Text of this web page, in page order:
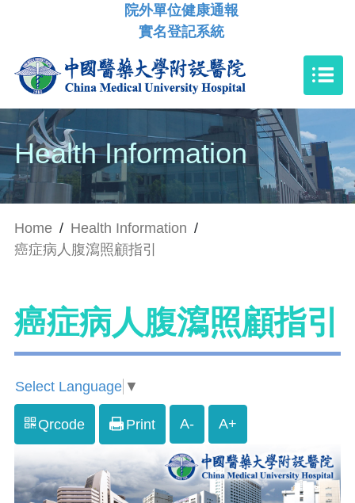
院外單位健康通報
實名登記系統
Health Information
Home / Health Information /
癌症病人腹瀉照顧指引
癌症病人腹瀉照顧指引
Select Language ▼
Qrcode Print A- A+